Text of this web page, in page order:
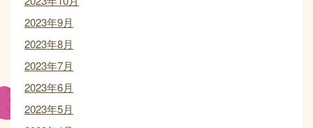
2023年9月
2023年8月
2023年7月
2023年6月
2023年5月